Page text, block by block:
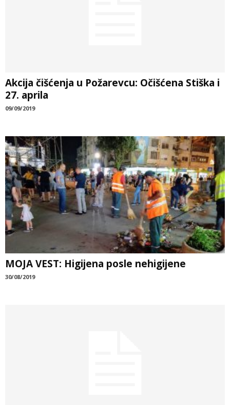
Akcija čišćenja u Požarevcu: Očišćena Stiška i
27. aprila
09/09/2019
MOJA VEST: Higijena posle nehigijene
30/08/2019